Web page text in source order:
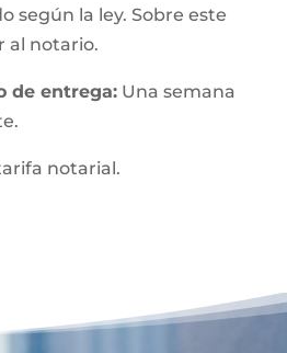
según la ley. Sobre este
al notario.
de entrega:Una semana
notarial.